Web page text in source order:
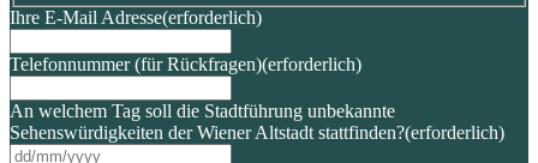
Ihre E-Mail Adresse(erforderlich)
Telefonnummer (für Rückfragen)(erforderlich)
An welchem Tag soll die Stadtführung unbekannte
Sehenswürdigkeiten der Wiener Altstadt stattfinden?(erforderlich)